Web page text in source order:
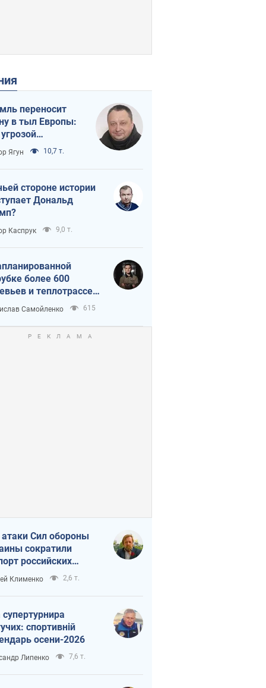
переносит
в тыл Европы:
Ягун 10,7 т.
стороне истории
Дональд
Каспрук 9,0 т.
более 600
и теплотрассе:
на
в Киеве
Самойленко 615
атаки Сил обороны
сократили
российских
Клименко 2,6 т.
спортивній
осени-2026
Липенко 7,6 т.